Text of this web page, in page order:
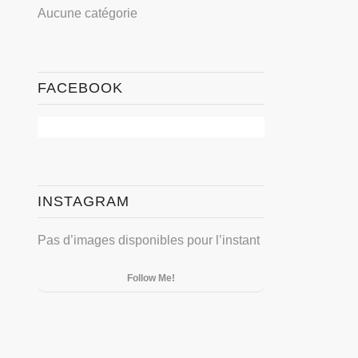
Aucune catégorie
FACEBOOK
INSTAGRAM
Pas d’images disponibles pour l’instant
Follow Me!